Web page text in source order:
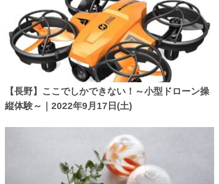
【長野】ここでしかできない！～小型ドローン操
縦体験～｜2022年9月17日(土)